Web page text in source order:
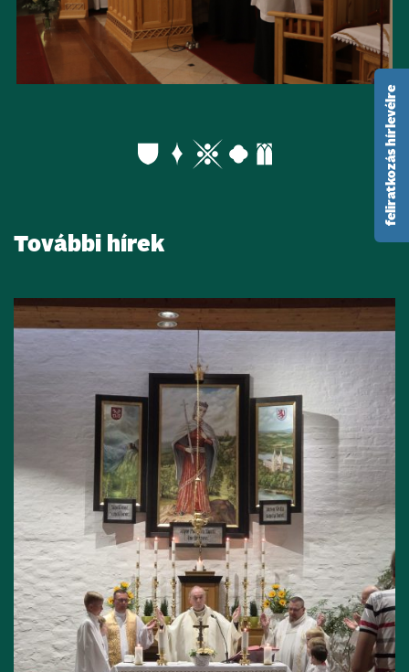
További hírek
feliratkozás hírlevélre